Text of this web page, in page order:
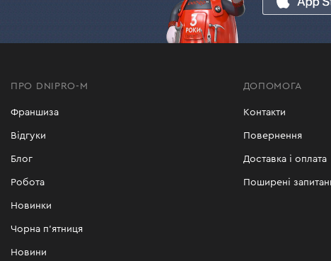
ПРО DNIPRO-M
Франшиза
Відгуки
Блог
Робота
Новинки
Чорна п'ятниця
Новини
ДОПОМОГА
Контакти
Повернення
Доставка і оплата
Поширені